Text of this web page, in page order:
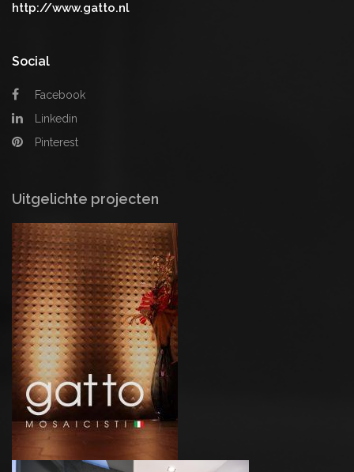
http://www.gatto.nl
Social
Facebook
Linkedin
Pinterest
Uitgelichte projecten